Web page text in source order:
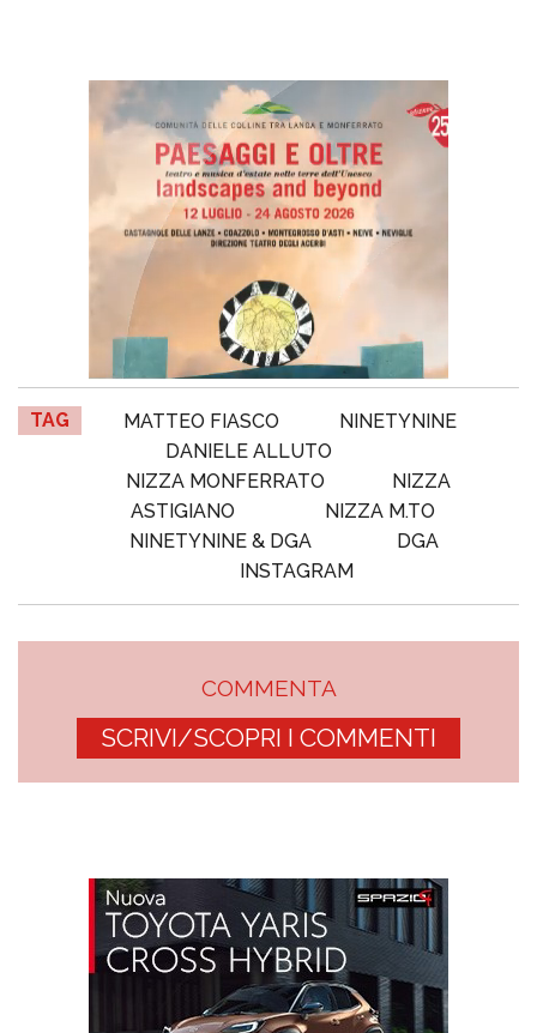
TAG MATTEO FIASCO
NINETYNINE
DANIELE ALLUTO
NIZZA MONFERRATO
NIZZA
ASTIGIANO
NIZZA M.TO
NINETYNINE & DGA
DGA
INSTAGRAM
COMMENTA
SCRIVI/SCOPRI I COMMENTI